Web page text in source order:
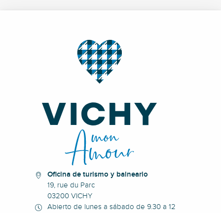
Oficina de turismo y balneario
19, rue du Parc
03200 VICHY
Abierto de lunes a sábado de 9.30 a 12